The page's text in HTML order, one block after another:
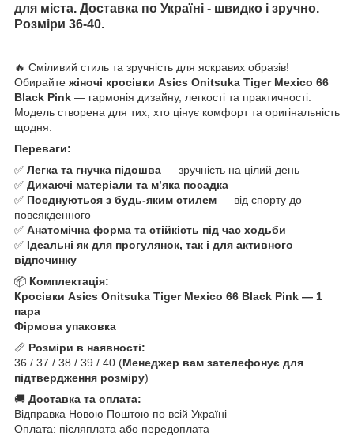
для міста. Доставка по Україні - швидко і зручно.
Розміри 36-40.
🔥 Сміливий стиль та зручність для яскравих образів!
Обирайте жіночі кросівки Asics Onitsuka Tiger Mexico 66
Black Pink — гармонія дизайну, легкості та практичності.
Модель створена для тих, хто цінує комфорт та оригінальність
щодня.
Переваги:
✅ Легка та гнучка підошва — зручність на цілий день
✅ Дихаючі матеріали та м’яка посадка
✅ Поєднуються з будь-яким стилем — від спорту до
повсякденного
✅ Анатомічна форма та стійкість під час ходьби
✅ Ідеальні як для прогулянок, так і для активного
відпочинку
📦 Комплектація:
Кросівки Asics Onitsuka Tiger Mexico 66 Black Pink — 1
пара
Фірмова упаковка
📏 Розміри в наявності:
36 / 37 / 38 / 39 / 40 (Менеджер вам зателефонує для
підтвердження розміру)
🚚 Доставка та оплата:
Відправка Новою Поштою по всій Україні
Оплата: післяплата або передоплата